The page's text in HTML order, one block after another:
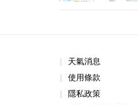
天氣消息
使用條款
隱私政策